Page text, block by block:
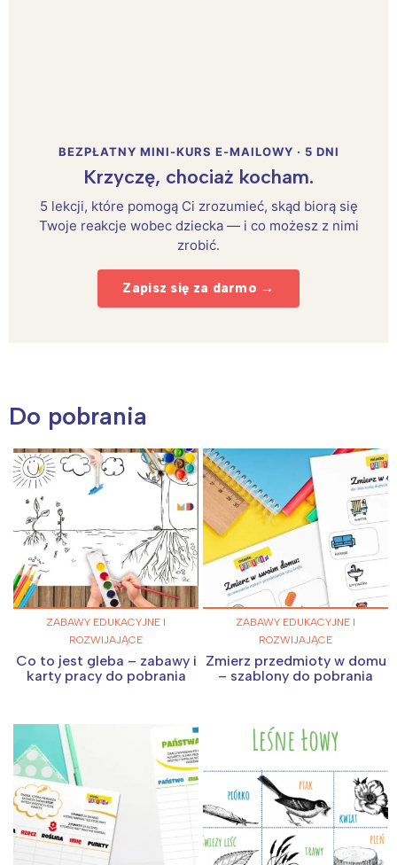
BEZPŁATNY MINI-KURS E-MAILOWY · 5 DNI
Krzyczę, chociaż kocham.
5 lekcji, które pomogą Ci zrozumieć, skąd biorą się
Twoje reakcje wobec dziecka — i co możesz z nimi
zrobić.
Zapisz się za darmo →
Do pobrania
ZABAWY EDUKACYJNE I
ROZWIJAJĄCE
Co to jest gleba – zabawy i
karty pracy do pobrania
ZABAWY EDUKACYJNE I
ROZWIJAJĄCE
Zmierz przedmioty w domu
– szablony do pobrania